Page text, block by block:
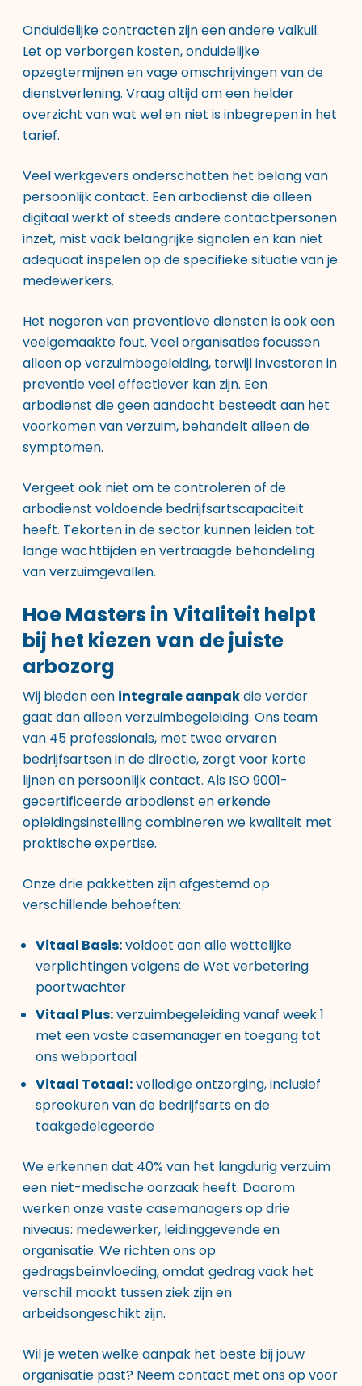
Onduidelijke contracten zijn een andere valkuil.
Let op verborgen kosten, onduidelijke
opzegtermijnen en vage omschrijvingen van de
dienstverlening. Vraag altijd om een helder
overzicht van wat wel en niet is inbegrepen in het
tarief.
Veel werkgevers onderschatten het belang van
persoonlijk contact. Een arbodienst die alleen
digitaal werkt of steeds andere contactpersonen
inzet, mist vaak belangrijke signalen en kan niet
adequaat inspelen op de specifieke situatie van je
medewerkers.
Het negeren van preventieve diensten is ook een
veelgemaakte fout. Veel organisaties focussen
alleen op verzuimbegeleiding, terwijl investeren in
preventie veel effectiever kan zijn. Een
arbodienst die geen aandacht besteedt aan het
voorkomen van verzuim, behandelt alleen de
symptomen.
Vergeet ook niet om te controleren of de
arbodienst voldoende bedrijfsartscapaciteit
heeft. Tekorten in de sector kunnen leiden tot
lange wachttijden en vertraagde behandeling
van verzuimgevallen.
Hoe Masters in Vitaliteit helpt
bij het kiezen van de juiste
arbozorg
Wij bieden een integrale aanpakdie verder
gaat dan alleen verzuimbegeleiding. Ons team
van 45 professionals, met twee ervaren
bedrijfsartsen in de directie, zorgt voor korte
lijnen en persoonlijk contact. Als ISO 9001-
gecertificeerde arbodienst en erkende
opleidingsinstelling combineren we kwaliteit met
praktische expertise.
Onze drie pakketten zijn afgestemd op
verschillende behoeften:
Vitaal Basis:voldoet aan alle wettelijke
verplichtingen volgens de Wet verbetering
poortwachter
Vitaal Plus:verzuimbegeleiding vanaf week 1
met een vaste casemanager en toegang tot
ons webportaal
Vitaal Totaal:volledige ontzorging, inclusief
spreekuren van de bedrijfsarts en de
taakgedelegeerde
We erkennen dat 40% van het langdurig verzuim
een niet-medische oorzaak heeft. Daarom
werken onze vaste casemanagers op drie
niveaus: medewerker, leidinggevende en
organisatie. We richten ons op
gedragsbeïnvloeding, omdat gedrag vaak het
verschil maakt tussen ziek zijn en
arbeidsongeschikt zijn.
Wil je weten welke aanpak het beste bij jouw
organisatie past? Neem contact met ons opvoor